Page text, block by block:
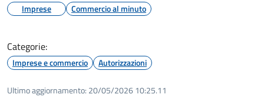
Imprese Commercio al minuto
Categorie:
Imprese e commercio Autorizzazioni
Ultimo aggiornamento: 20/05/2026 10:25.11